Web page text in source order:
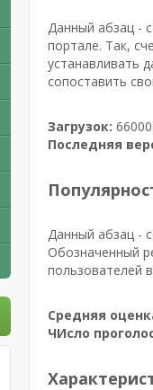
Данный абзац -
портале. Так,
устанавливать
сопоставить
Загрузок:
Последняя
Данный абзац -
Обозначенный
пользователей
Средняя
ЧИсло